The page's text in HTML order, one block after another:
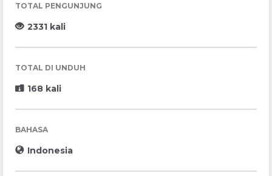
TOTAL PENGUNJUNG
2331 kali
TOTAL DI UNDUH
168 kali
BAHASA
Indonesia